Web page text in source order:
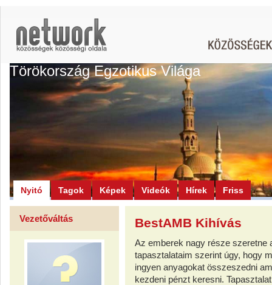
Törökország Egzotikus Világa
Nyitó Tagok Képek Videók Hírek Friss
Vezetőváltás BestAMB Kihívás
Az emberek nagy része szeretne
tapasztalataim szerint úgy, hogy
ingyen anyagokat összeszedni
kezdeni pénzt keresni.